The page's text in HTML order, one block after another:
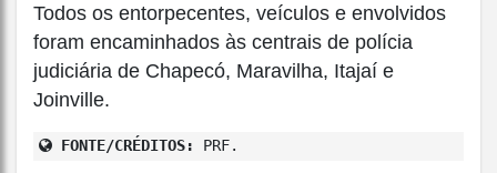
Todos os entorpecentes, veículos e envolvidos
foram encaminhados às centrais de polícia
judiciária de Chapecó, Maravilha, Itajaí e
Joinville.
FONTE/CRÉDITOS: PRF.